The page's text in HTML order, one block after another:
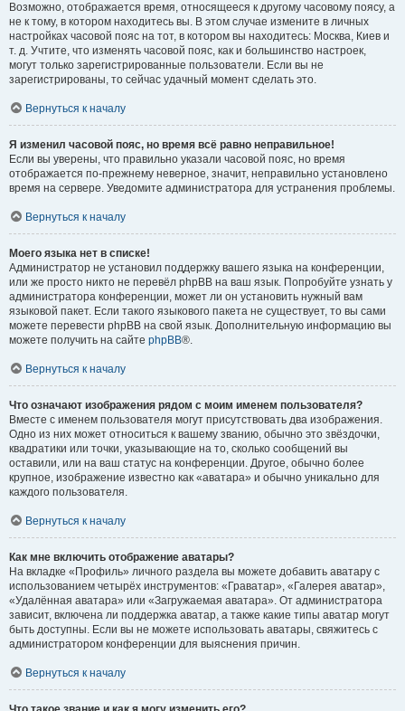
Возможно, отображается время, относящееся к другому часовому поясу, а
не к тому, в котором находитесь вы. В этом случае измените в личных
настройках часовой пояс на тот, в котором вы находитесь: Москва, Киев и
т. д. Учтите, что изменять часовой пояс, как и большинство настроек,
могут только зарегистрированные пользователи. Если вы не
зарегистрированы, то сейчас удачный момент сделать это.
Вернуться к началу
Я изменил часовой пояс, но время всё равно неправильное!
Если вы уверены, что правильно указали часовой пояс, но время
отображается по-прежнему неверное, значит, неправильно установлено
время на сервере. Уведомите администратора для устранения проблемы.
Вернуться к началу
Моего языка нет в списке!
Администратор не установил поддержку вашего языка на конференции,
или же просто никто не перевёл phpBB на ваш язык. Попробуйте узнать у
администратора конференции, может ли он установить нужный вам
языковой пакет. Если такого языкового пакета не существует, то вы сами
можете перевести phpBB на свой язык. Дополнительную информацию вы
можете получить на сайте phpBB®.
Вернуться к началу
Что означают изображения рядом с моим именем пользователя?
Вместе с именем пользователя могут присутствовать два изображения.
Одно из них может относиться к вашему званию, обычно это звёздочки,
квадратики или точки, указывающие на то, сколько сообщений вы
оставили, или на ваш статус на конференции. Другое, обычно более
крупное, изображение известно как «аватара» и обычно уникально для
каждого пользователя.
Вернуться к началу
Как мне включить отображение аватары?
На вкладке «Профиль» личного раздела вы можете добавить аватару с
использованием четырёх инструментов: «Граватар», «Галерея аватар»,
«Удалённая аватара» или «Загружаемая аватара». От администратора
зависит, включена ли поддержка аватар, а также какие типы аватар могут
быть доступны. Если вы не можете использовать аватары, свяжитесь с
администратором конференции для выяснения причин.
Вернуться к началу